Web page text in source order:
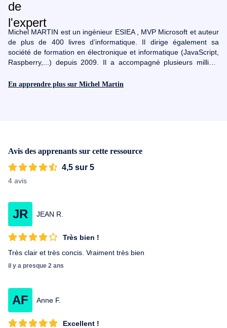
Michel MARTIN est un ingénieur ESIEA , MVP Microsoft et auteur
de plus de 400 livres d’informatique. Il dirige également sa
société de formation en électronique et informatique (JavaScript,
Raspberry,...) depuis 2009. Il a accompagné plusieurs milliers
pour peu que vous ayez le goût de la découverte.
En apprendre plus sur Michel Martin
Avis des apprenants sur cette ressource
4,5 sur 5
4 avis
JR JEAN R.
Très bien !
Très clair et très concis. Vraiment très bien
il y a presque 2 ans
AF Anne F.
Excellent !